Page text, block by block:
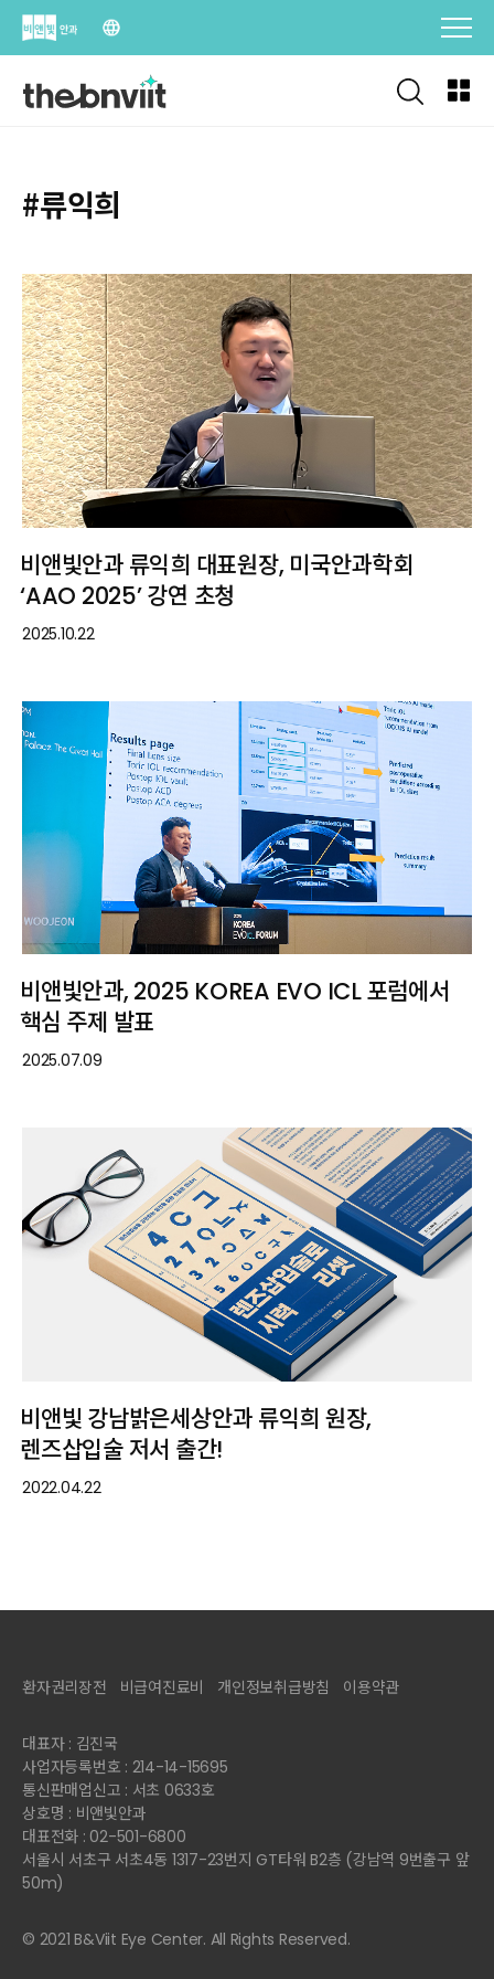
Skip
#류익희
비앤빛안과 류익희 대표원장, 미국안과학회
‘AAO 2025’ 강연 초청
2025.10.22
비앤빛안과, 2025 KOREA EVO ICL 포럼에서
핵심 주제 발표
2025.07.09
비앤빛 강남밝은세상안과 류익희 원장,
렌즈삽입술 저서 출간!
2022.04.22
환자권리장전 비급여진료비 개인정보취급방침 이용약관
대표자 : 김진국
사업자등록번호 : 214-14-15695
통신판매업신고 : 서초 0633호
상호명 : 비앤빛안과
대표전화 : 02-501-6800
서울시 서초구 서초4동 1317-23번지 GT타워 B2층 (강남역 9번출구 앞
50m)
© 2021 B&Viit Eye Center. All Rights Reserved.